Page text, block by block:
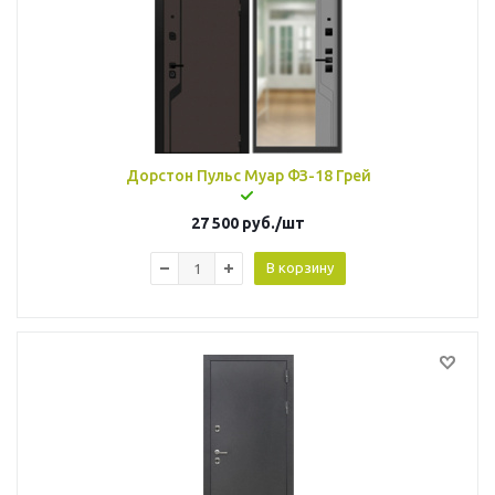
Дорстон Пульс Муар ФЗ-18 Грей
27 500 руб./шт
В корзину